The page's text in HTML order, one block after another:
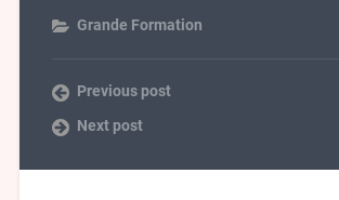
Grande Formation
Previous post
Next post